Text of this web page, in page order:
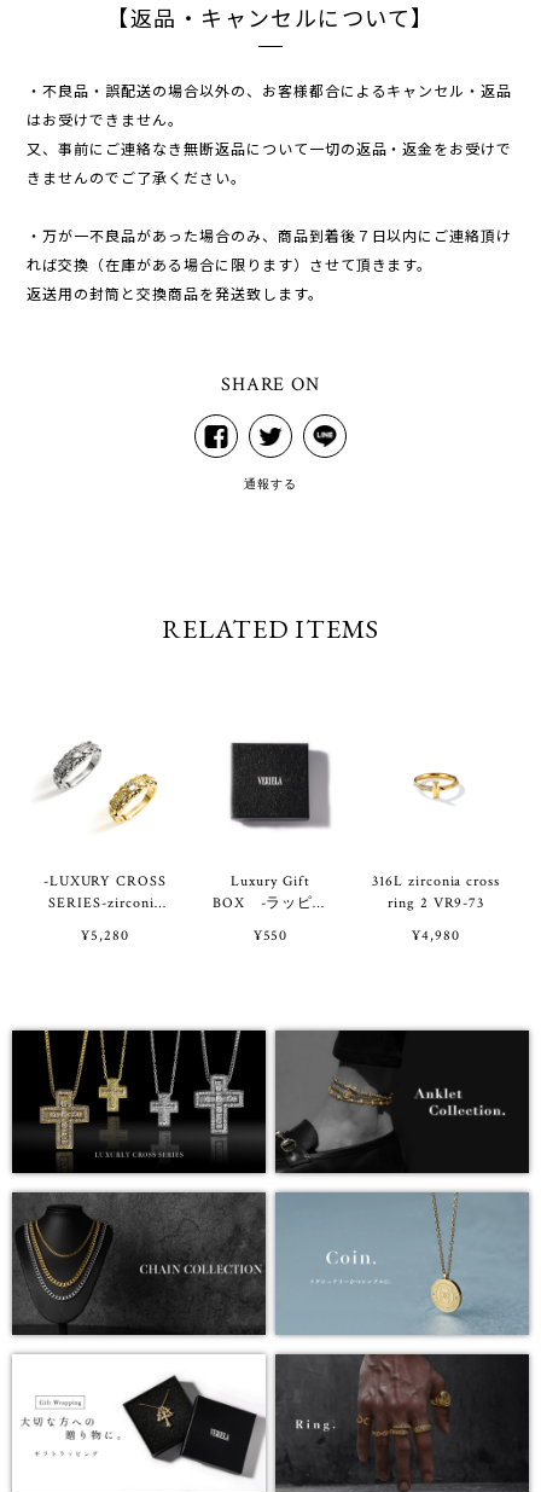
【返品・キャンセルについて】
・不良品・誤配送の場合以外の、お客様都合によるキャンセル・返品
はお受けできません。
又、事前にご連絡なき無断返品について一切の返品・返金をお受けで
きませんのでご了承ください。
・万が一不良品があった場合のみ、商品到着後７日以内にご連絡頂け
れば交換（在庫がある場合に限ります）させて頂きます。
返送用の封筒と交換商品を発送致します。
SHARE ON
通報する
RELATED ITEMS
-LUXURY CROSS
SERIES-zirconia
¥5,280
Luxury Gift
BOX -ラッピン
¥550
316L zirconia cross
ring 2 VR9-73
¥4,980